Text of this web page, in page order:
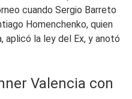
cuando Sergio Barreto
Homenchenko, quien
aplicó la ley del Ex, y anotó
Valencia con